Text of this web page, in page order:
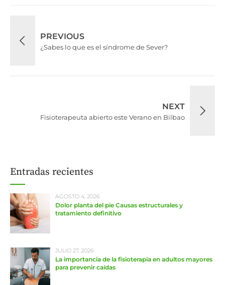
PREVIOUS
¿Sabes lo que es el síndrome de Sever?
NEXT
Fisioterapeuta abierto este Verano en Bilbao
Entradas recientes
AGOSTO 4, 2026
Dolor planta del pie Causas estructurales y
tratamiento definitivo
JULIO 27, 2026
La importancia de la fisioterapia en adultos mayores
para prevenir caídas